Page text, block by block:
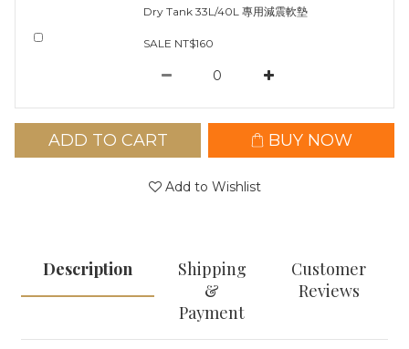
Dry Tank 33L/40L 專用減震軟墊
SALE NT$160
ADD TO CART BUY NOW
Add to Wishlist
Description
Shipping
&
Payment
Customer
Reviews